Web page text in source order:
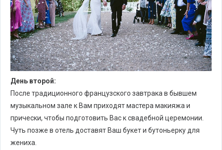
День второй:
После традиционного французского завтрака в бывшем
музыкальном зале к Вам приходят мастера макияжа и
прически, чтобы подготовить Вас к свадебной церемонии.
Чуть позже в отель доставят Ваш букет и бутоньерку для
жениха.